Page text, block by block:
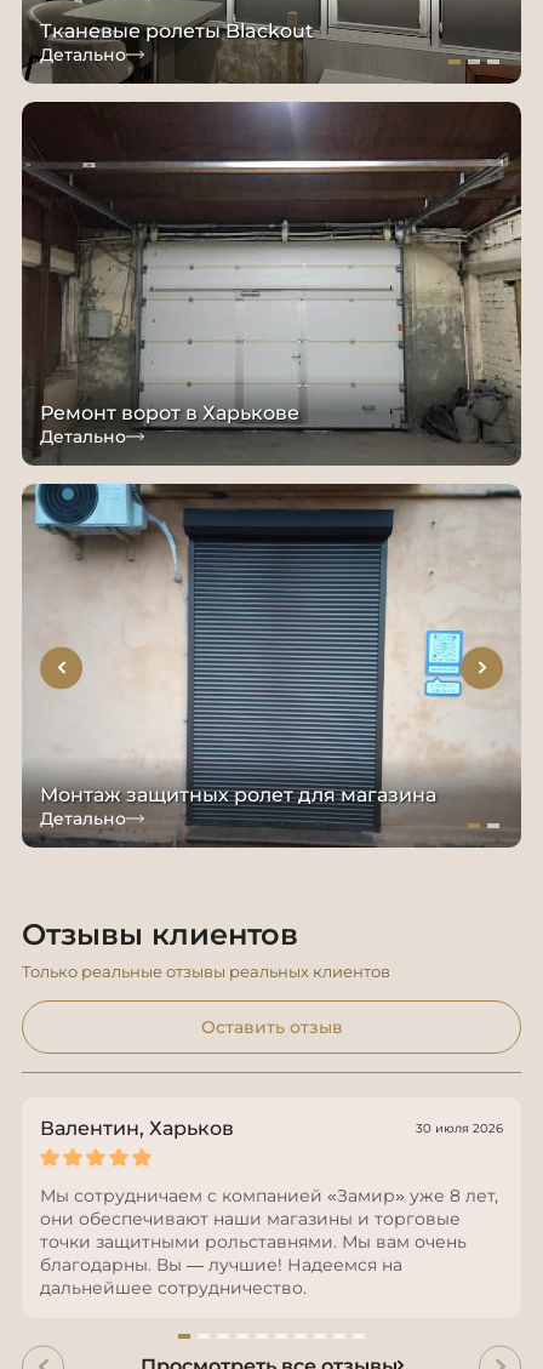
Тканевые ролеты Blackout
Детально
Ремонт ворот в Харькове
Детально
Монтаж защитных ролет для магазина
Детально
Отзывы клиентов
Только реальные отзывы реальных клиентов
Оставить отзыв
Валентин, Харьков 30 июля 2026
Мы сотрудничаем с компанией «Замир» уже 8 лет,
они обеспечивают наши магазины и торговые
точки защитными рольставнями. Мы вам очень
благодарны. Вы — лучшие! Надеемся на
дальнейшее сотрудничество.